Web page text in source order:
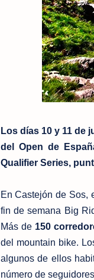
Los días 10 y 11 de
del Open de
Qualifier Series,
En Castejón de Sos,
fin de semana Big
Más de 150
del mountain bike.
algunos de ellos
número de